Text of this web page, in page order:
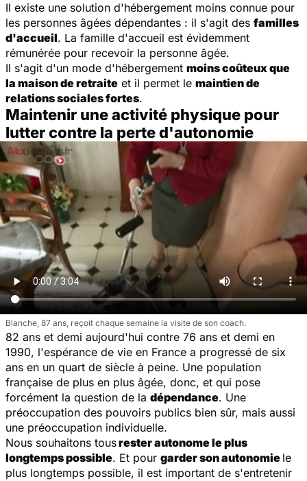
Il existe une solution d'hébergement moins connue pour
les personnes âgées dépendantes : il s'agit des familles
d'accueil. La famille d'accueil est évidemment
rémunérée pour recevoir la personne âgée.
Il s'agit d'un mode d'hébergement moins coûteux que
la maison de retraite et il permet le maintien de
relations sociales fortes.
Maintenir une activité physique pour
lutter contre la perte d'autonomie
Blanche, 87 ans, reçoit chaque semaine la visite de son coach.
82 ans et demi aujourd'hui contre 76 ans et demi en
1990, l'espérance de vie en France a progressé de six
ans en un quart de siècle à peine. Une population
française de plus en plus âgée, donc, et qui pose
forcément la question de la dépendance. Une
préoccupation des pouvoirs publics bien sûr, mais aussi
une préoccupation individuelle.
Nous souhaitons tousrester autonome le plus
longtemps possible. Et pour garder son autonomie le
plus longtemps possible, il est important de s'entretenir